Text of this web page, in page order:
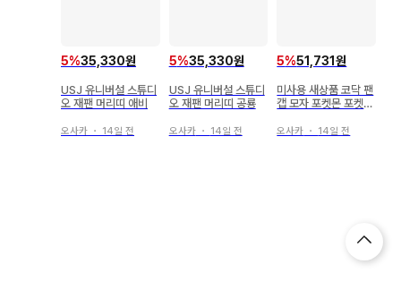
5%35,330원
USJ 유니버설 스튜디
오 재팬 머리띠 애비
오사카 ・ 14일 전
5%35,330원
USJ 유니버설 스튜디
오 재팬 머리띠 공룡
오사카・ 14일 전
5%51,731원
미사용 새상품 코닥 팬
캡 모자 포켓몬 포켓몬
오사카 ・ 14일 전